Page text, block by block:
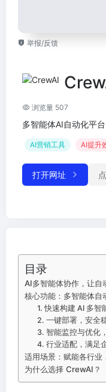
举报/反馈
浏览量 507
多智能体AI自动化平
AI营销工具 AI提升
打开网址
目录
AI多智能体协作，让自
核心功能：多智能体自
1. 快速构建 AI 多智
2. 一键部署，安全
3. 智能监控与优化
4. 行业适配，满足
适用场景：赋能各行业
为什么选择 CrewAI？